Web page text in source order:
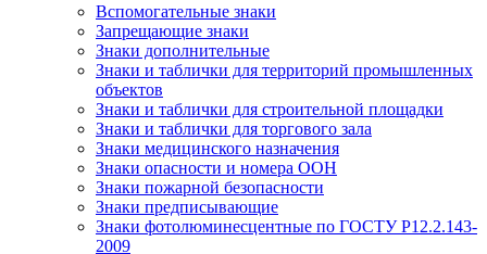
Вспомогательные знаки
Запрещающие знаки
Знаки дополнительные
Знаки и таблички для территорий промышленных
объектов
Знаки и таблички для строительной площадки
Знаки и таблички для торгового зала
Знаки медицинского назначения
Знаки опасности и номера ООН
Знаки пожарной безопасности
Знаки предписывающие
Знаки фотолюминесцентные по ГОСТУ Р12.2.143-
2009